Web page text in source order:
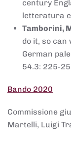
century
letteratura
Tamborini,
do it, so can
German
54.3: 225-
Bando 2020
Commissione
Martelli, Luigi